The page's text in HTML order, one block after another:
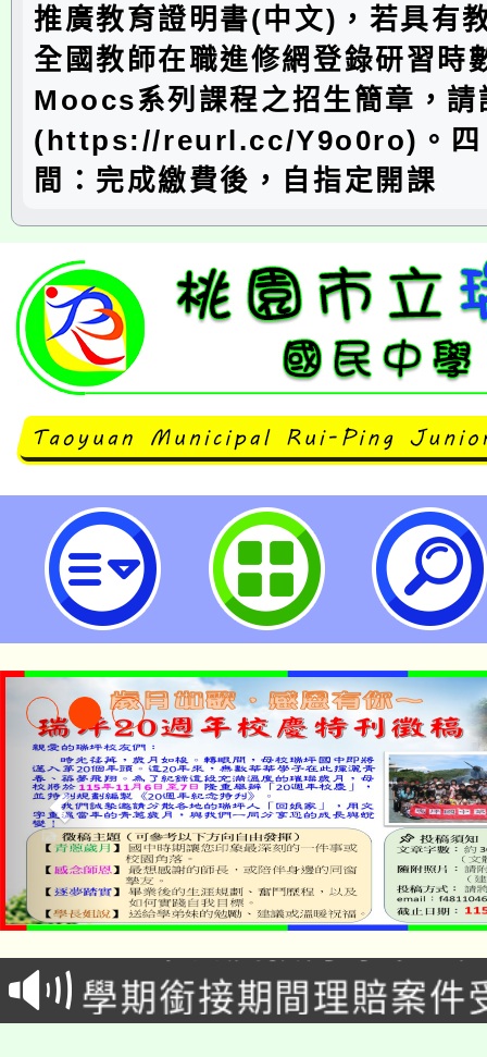
推廣教育證明書(中文)，若具有
全國教師在職進修網登錄研習時
Moocs系列課程之招生簡章，請
(https://reurl.cc/Y9o0ro)。四
間：完成繳費後，自指定開課
國立彰化師範大學推廣教育「精
程」數位課程招生簡章-桃園市立
淨零綠生活教案入校路
會
115年食農教育專業人
程
學期銜接期間理賠案件
淨零綠領人才培育課程